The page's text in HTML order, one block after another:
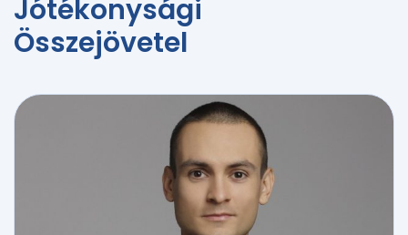
Jótékonysági
Összejövetel